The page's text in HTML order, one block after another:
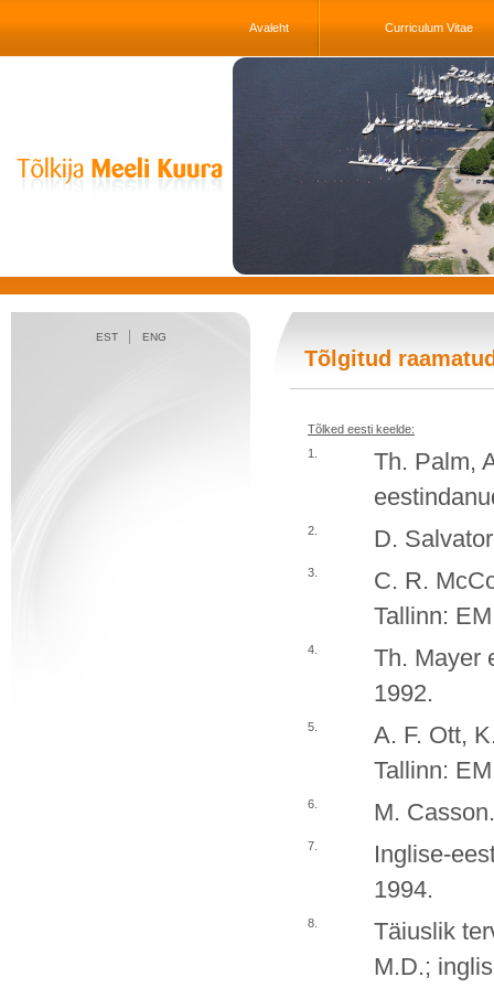
Avaleht Curriculum Vitae
EST ENG
Tõlgitud
Tõlked eesti keelde:
1.
Th. Palm,
2. D.
3.
C. R.
Tallinn:
4.
Th. Mayer
1992.
5.
A. F. Ott,
Tallinn:
6. M.
7.
Inglise-
1994.
8.
Täiuslik
M.D.;